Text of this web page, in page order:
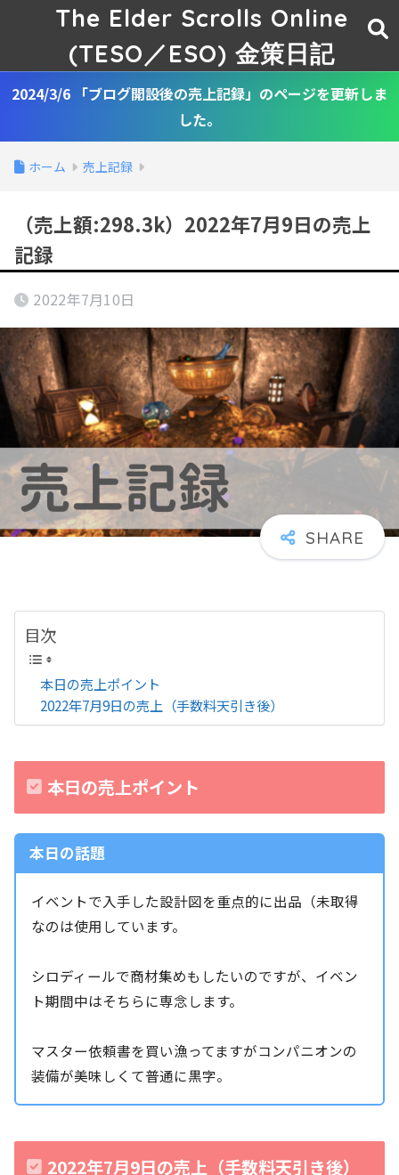
The Elder Scrolls Online
(TESO／ESO) 金策日記
2024/3/6 「ブログ開設後の売上記録」のページを更新しま
した。
ホーム 売上記録
（売上額:298.3k）2022年7月9日の売上
記録
2022年7月10日
目次
本日の売上ポイント
2022年7月9日の売上（手数料天引き後）
本日の売上ポイント
本日の話題
イベントで入手した設計図を重点的に出品（未取得
なのは使用しています。
シロディールで商材集めもしたいのですが、イベン
ト期間中はそちらに専念します。
マスター依頼書を買い漁ってますがコンパニオンの
装備が美味しくて普通に黒字。
2022年7月9日の売上（手数料天引き後）